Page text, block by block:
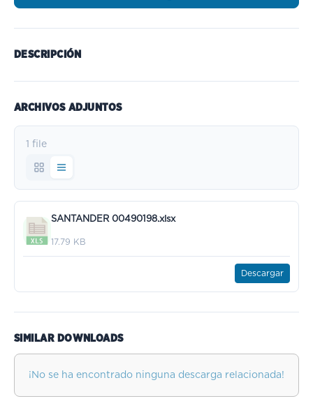
DESCRIPCIÓN
ARCHIVOS ADJUNTOS
1 file
SANTANDER 00490198.xlsx
17.79 KB
Descargar
SIMILAR DOWNLOADS
¡No se ha encontrado ninguna descarga relacionada!